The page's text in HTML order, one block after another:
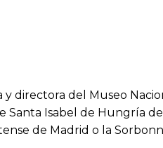
directora del Museo
Santa Isabel de Hungría
de Madrid o la